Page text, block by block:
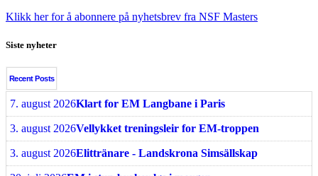
Klikk her for å abonnere på nyhetsbrev fra NSF Masters
Siste nyheter
Recent Posts
7. august 2026Klart for EM Langbane i Paris
3. august 2026Vellykket treningsleir for EM-troppen
3. august 2026Elittränare - Landskrona Simsällskap